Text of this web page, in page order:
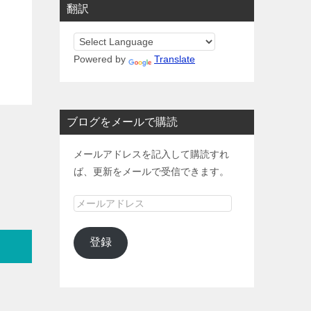
翻訳
Powered by Translate
ブログをメールで購読
メールアドレスを記入して購読すれ
ば、更新をメールで受信できます。
メ
ル
ア
登録